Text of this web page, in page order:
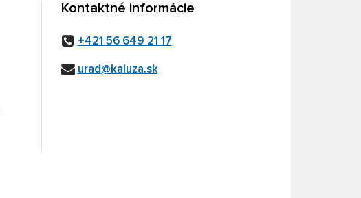
Kontaktné informácie
+421 56 649 21 17
urad@kaluza.sk